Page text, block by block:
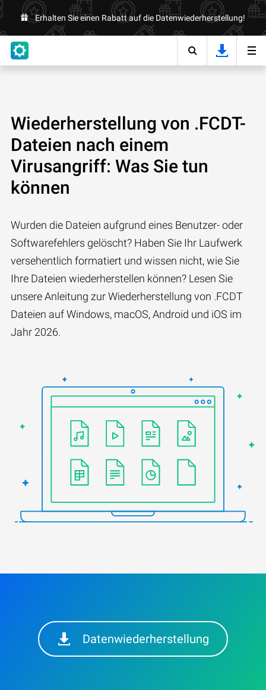
Erhalten Sie einen Rabatt auf die Datenwiederherstellung!
Wiederherstellung von .FCDT-
Dateien nach einem
Virusangriff: Was Sie tun
können
Wurden die Dateien aufgrund eines Benutzer- oder
Softwarefehlers gelöscht? Haben Sie Ihr Laufwerk
versehentlich formatiert und wissen nicht, wie Sie
Ihre Dateien wiederherstellen können? Lesen Sie
unsere Anleitung zur Wiederherstellung von .FCDT
Dateien auf Windows, macOS, Android und iOS im
Jahr 2026.
Datenwiederherstellung